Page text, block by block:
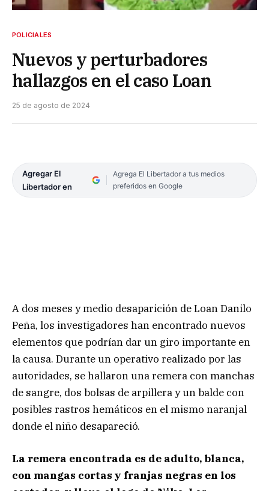
POLICIALES
Nuevos y perturbadores
hallazgos en el caso Loan
25 de agosto de 2024
Agregar El
Libertador en
Agrega El Libertador a tus medios
preferidos en Google
A dos meses y medio desaparición de Loan Danilo
Peña, los investigadores han encontrado nuevos
elementos que podrían dar un giro importante en
la causa. Durante un operativo realizado por las
autoridades, se hallaron una remera con manchas
de sangre, dos bolsas de arpillera y un balde con
posibles rastros hemáticos en el mismo naranjal
donde el niño desapareció.
La remera encontrada es de adulto, blanca,
con mangas cortas y franjas negras en los